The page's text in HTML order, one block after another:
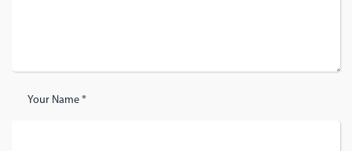
Your Name *